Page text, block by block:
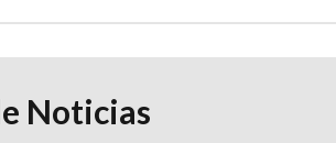
Noticias